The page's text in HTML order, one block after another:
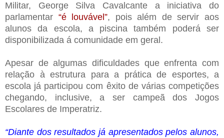
Militar, George Silva Cavalcante a iniciativa do
parlamentar “é louvável”, pois além de servir aos
alunos da escola, a piscina também poderá ser
disponibilizada á comunidade em geral.
Apesar de algumas dificuldades que enfrenta com
relação à estrutura para a prática de esportes, a
escola já participou com êxito de várias competições
chegando, inclusive, a ser campeã dos Jogos
Escolares de Imperatriz.
“Diante dos resultados já apresentados pelos alunos,